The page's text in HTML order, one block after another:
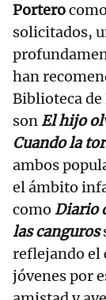
Portero
solicitados,
han
Biblioteca
sonEl hijo
Cuando la
ambos
el ámbito
como Diario
las canguros
reflejando el
jóvenes por